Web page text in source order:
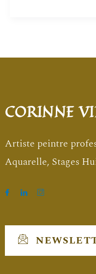
CORINNE
Artiste peintre
Aquarelle, Stages